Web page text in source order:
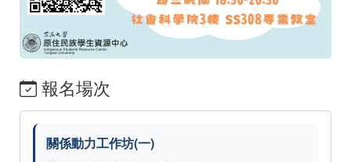
報名場次
關係動力工作坊(一)